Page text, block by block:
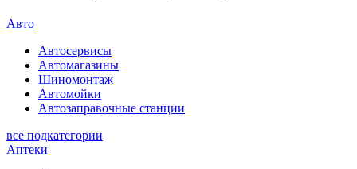
Авто
Автосервисы
Автомагазины
Шиномонтаж
Автомойки
Автозаправочные станции
все подкатегории
Аптеки